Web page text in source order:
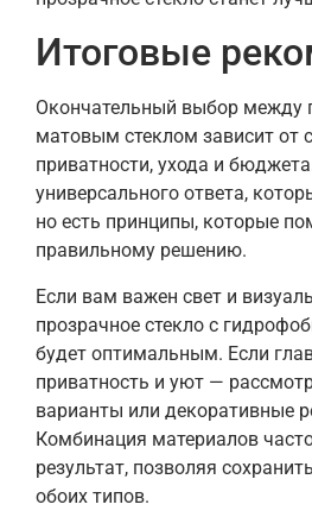
Итоговые
Окончательный выбор между
матовым стеклом зависит от
приватности, ухода и
универсального ответа,
но есть принципы, которые
правильному решению.
Если вам важен свет и
прозрачное стекло с
будет оптимальным. Если
приватность и уют —
варианты или декоративные
Комбинация материалов
результат, позволяя
обоих типов.